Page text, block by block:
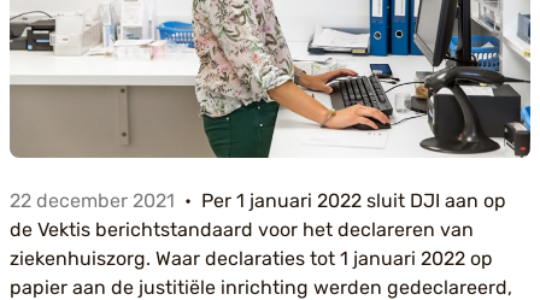
22 december 2021
Per 1 januari 2022 sluit DJI aan op
de Vektis berichtstandaard voor het declareren van
ziekenhuiszorg. Waar declaraties tot 1 januari 2022 op
papier aan de justitiële inrichting werden gedeclareerd,